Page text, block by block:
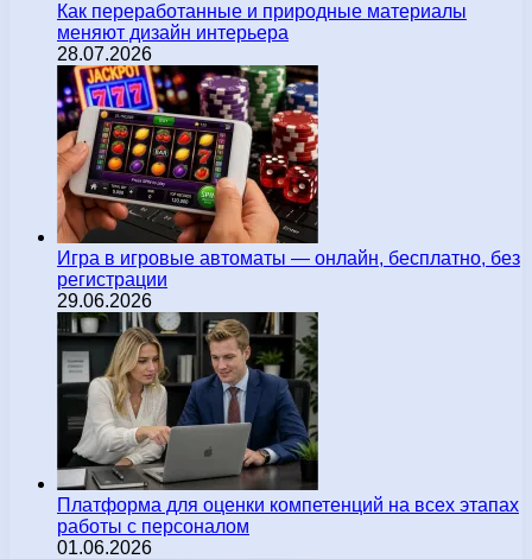
Как переработанные и природные материалы
меняют дизайн интерьера
28.07.2026
Игра в игровые автоматы — онлайн, бесплатно, без
регистрации
29.06.2026
Платформа для оценки компетенций на всех этапах
работы с персоналом
01.06.2026